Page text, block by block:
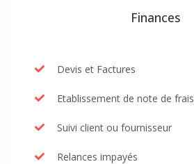
Finances
Devis et Factures
Etablissement de note de frais
Suivi client ou fournisseur
Relances impayés